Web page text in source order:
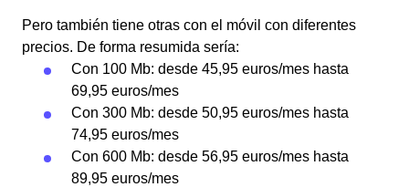
Pero también tiene otras con el móvil con diferentes
precios. De forma resumida sería:
Con 100 Mb: desde 45,95 euros/mes hasta
69,95 euros/mes
Con 300 Mb: desde 50,95 euros/mes hasta
74,95 euros/mes
Con 600 Mb: desde 56,95 euros/mes hasta
89,95 euros/mes